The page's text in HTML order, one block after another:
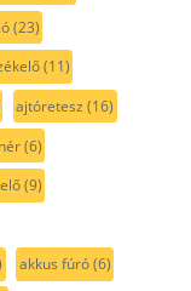
(23)
(11)
ajtóretesz (16)
(6)
(9)
akkus fúró(6)